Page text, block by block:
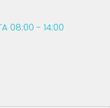
08:00 - 14:00